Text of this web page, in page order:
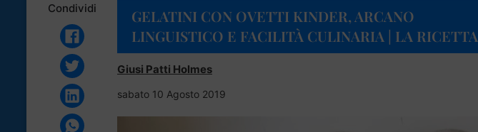
Condividi
GELATINI CON OVETTI KINDER, ARCANO
LINGUISTICO E FACILITÀ CULINARIA | LA RICETTA
Giusi Patti Holmes
sabato 10 Agosto 2019